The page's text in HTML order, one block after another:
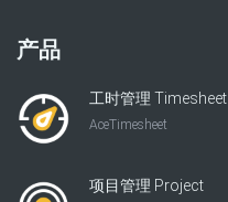
产品
工时管理 Timesheet
AceTimesheet
项目管理 Project